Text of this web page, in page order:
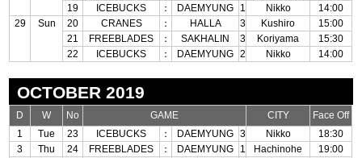
19
ICEBUCKS ： DAEMYUNG 1 Nikko
14:00
29
Sun 20 CRANES ： HALLA 3 Kushiro
15:00
21
FREEBLADES ： SAKHALIN 3 Koriyama
15:30
22
ICEBUCKS ： DAEMYUNG 2 Nikko 14:00
OCTOBER 2019
D W No GAME CITY
Face Off
1
Tue 23 ICEBUCKS ： DAEMYUNG 3 Nikko
18:30
3
Thu 24 FREEBLADES ： DAEMYUNG 1 Hachinohe
19:00